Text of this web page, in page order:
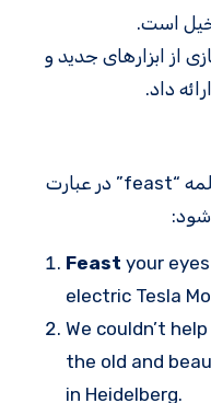
است.
از ابزارهای جدید و
داد.
وقتی چیزی جالب یا جذاب باشد، کلمه “feast” در عبارت
Feast your
electric Tesla
We couldn’t
the old and
in Heidelberg.